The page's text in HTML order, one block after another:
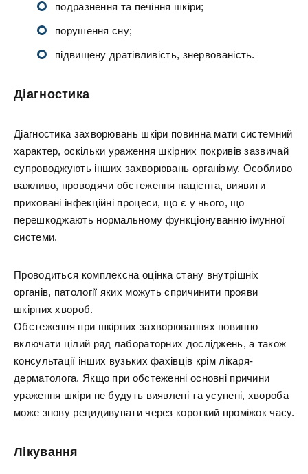
подразнення та печіння шкіри;
порушення сну;
підвищену дратівливість, знервованість.
Діагностика
Діагностика захворювань шкіри повинна мати системний
характер, оскільки ураження шкірних покривів зазвичай
супроводжують інших захворювань організму. Особливо
важливо, проводячи обстеження пацієнта, виявити
приховані інфекційні процеси, що є у нього, що
перешкоджають нормальному функціонуванню імунної
системи.
Проводиться комплексна оцінка стану внутрішніх
органів, патології яких можуть спричинити прояви
шкірних хвороб.
Обстеження при шкірних захворюваннях повинно
включати цілий ряд лабораторних досліджень, а також
консультації інших вузьких фахівців крім лікаря-
дерматолога. Якщо при обстеженні основні причини
ураження шкіри не будуть виявлені та усунені, хвороба
може знову рецидивувати через короткий проміжок часу.
Лікування